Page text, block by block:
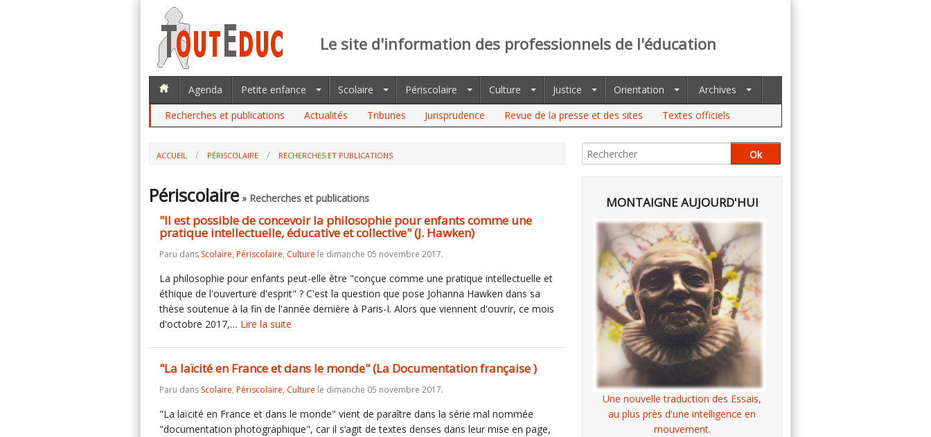
Le site d'information des professionnels de l'éducation
Agenda Petite enfance Scolaire Périscolaire Culture Justice Orientation
Archives
Recherches et publications
Actualités Tribunes Jurisprudence Revue de la presse et des sites Textes officiels
ACCUEIL PÉRISCOLAIRE RECHERCHES ET PUBLICATIONS
Périscolaire» Recherches et publications
"Il est possible de concevoir la philosophie pour enfants comme une
pratique intellectuelle, éducative et collective" (J. Hawken)
Paru dans Scolaire, Périscolaire, Culture le dimanche 05 novembre 2017.
La philosophie pour enfants peut-elle être "conçue comme une pratique intellectuelle et
éthique de l'ouverture d'esprit" ? C'est la question que pose Johanna Hawken dans sa
thèse soutenue à la fin de l'année dernière à Paris-I. Alors que viennent d'ouvrir, ce mois
d'octobre 2017,… Lire la suite
"La laïcité en France et dans le monde" (La Documentation française )
Paru dans Scolaire, Périscolaire, Culture le dimanche 05 novembre 2017.
"La laïcité en France et dans le monde" vient de paraître dans la série mal nommée
"documentation photographique", car il s’agit de textes denses dans leur mise en page,
MONTAIGNE AUJOURD'HUI
Une nouvelle traduction des Essais,
au plus près d'une intelligence en
mouvement.